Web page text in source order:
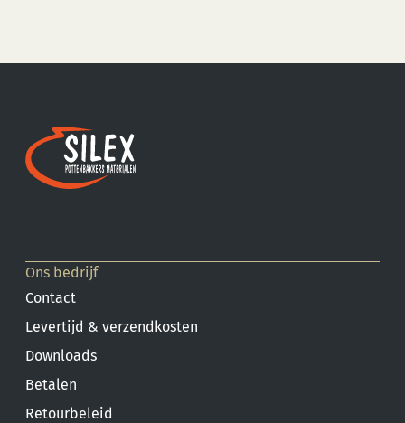
Ons bedrijf
Contact
Levertijd & verzendkosten
Downloads
Betalen
Retourbeleid